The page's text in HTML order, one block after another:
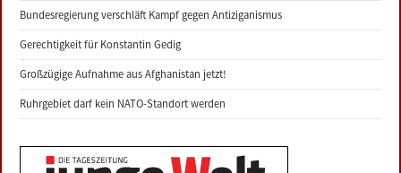
Bundesregierung verschläft Kampf gegen Antiziganismus
Gerechtigkeit für Konstantin Gedig
Großzügige Aufnahme aus Afghanistan jetzt!
Ruhrgebiet darf kein NATO-Standort werden